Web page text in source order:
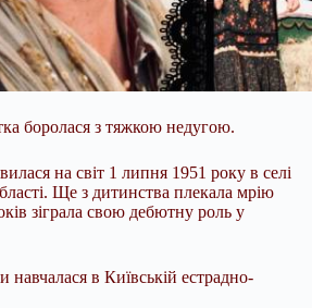
боролася з тяжкою недугою.
на світ 1 липня 1951 року в селі
Ще з дитинства плекала мрію
зіграла свою дебютну роль у
в Київській естрадно-